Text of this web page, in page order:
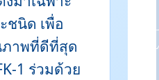
ชนิด เพื่อ
าพที่ดีที่สุด
1 ร่วมด้วย